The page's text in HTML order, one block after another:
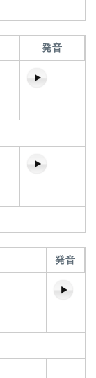
発音
発音